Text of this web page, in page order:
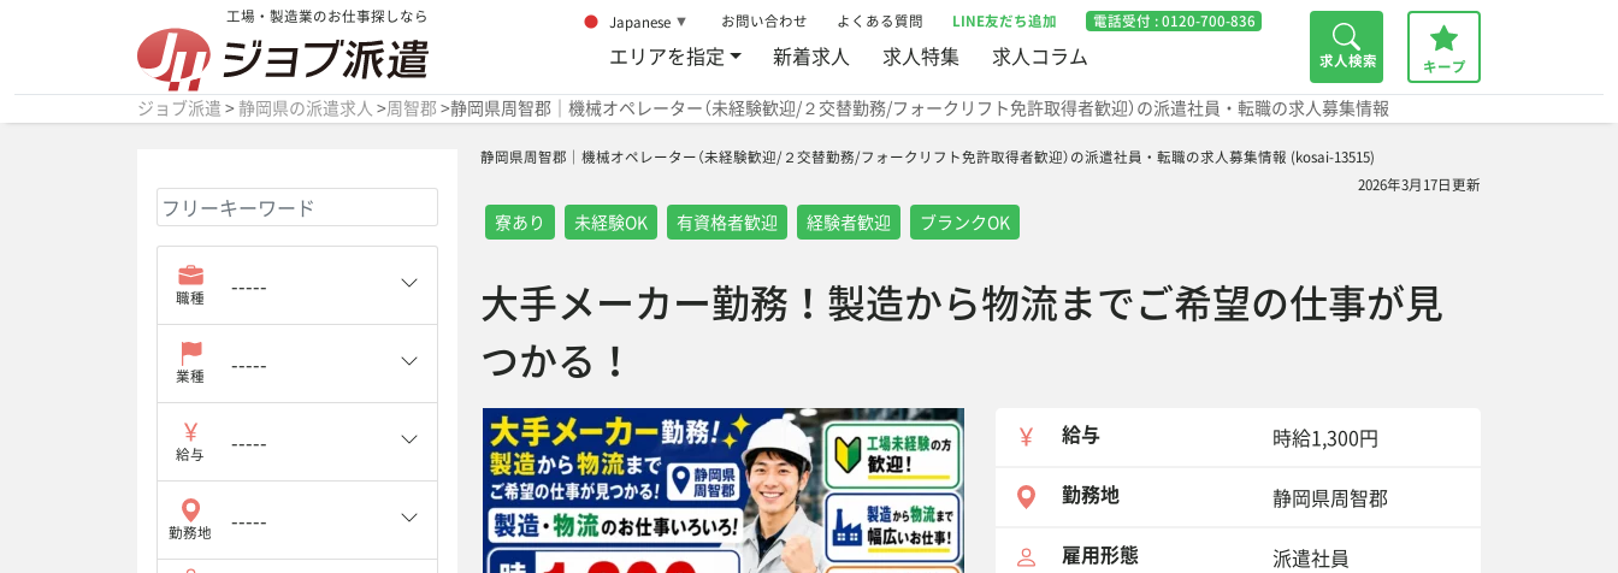
工場・製造業のお仕事探しなら Japanese ▼ お問い合わせ よくある質問 LINE友だち追加 電話受付 :0120-700-836
エリアを指定 新着求人 求人特集 求人コラム 求人検索 キープ
ジョブ派遣 >静岡県の派遣求人 >周智郡 >静岡県周智郡｜機械オペレーター（未経験歓迎/２交替勤務/フォークリフト免許取得者歓迎）の派遣社員・転職の求人募集情報
静岡県周智郡｜機械オペレーター（未経験歓迎/２交替勤務/フォークリフト免許取得者歓迎）の派遣社員・転職の求人募集情報 (kosai-13515)
2026年3月17日更新
寮あり 未経験OK 有資格者歓迎 経験者歓迎 ブランクOK
大手メーカー勤務！製造から物流までご希望の仕事が見
つかる！
給与
時給1,300円
勤務地
静岡県周智郡
雇用形態
派遣社員
職種
業種
給与
勤務地